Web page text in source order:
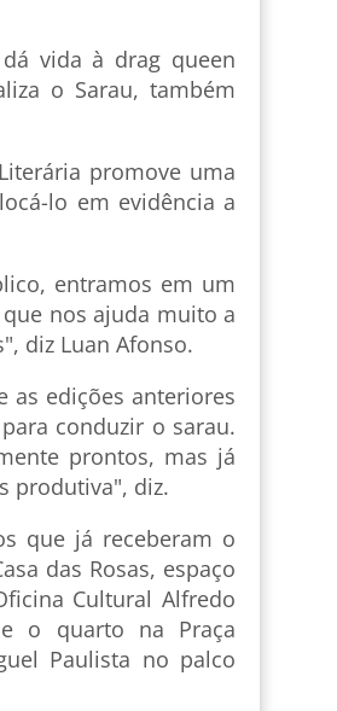
vida à drag queen
o Sarau, também
promove uma
lo em evidência a
entramos em um
nos ajuda muito a
diz Luan Afonso.
as edições anteriores
conduzir o sarau.
prontos, mas já
produtiva", diz.
que já receberam o
das Rosas, espaço
Cultural Alfredo
o quarto na Praça
Paulista no palco